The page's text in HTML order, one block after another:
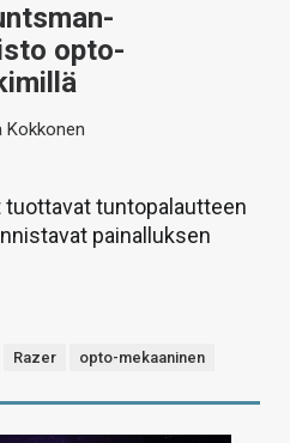
opto-
Kokkonen
tuntopalautteen
painalluksen
Razer opto-mekaaninen